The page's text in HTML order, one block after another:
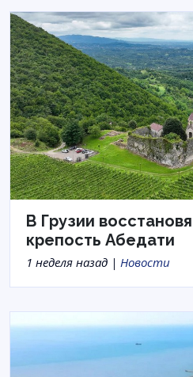
В Грузии
крепость Абедати
1 неделя назад | Новости